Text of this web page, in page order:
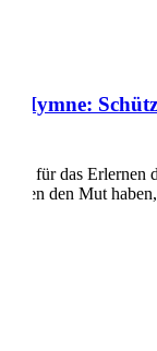
Hymne:
für das Erlernen
den Mut